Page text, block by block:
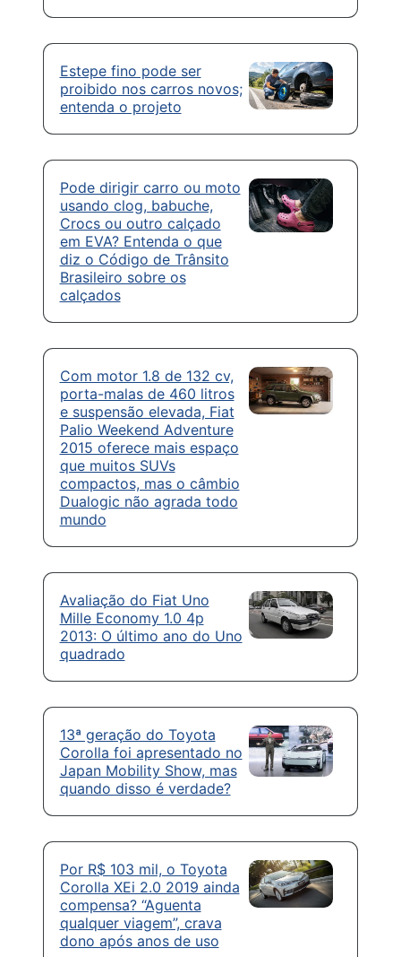
Estepe fino pode ser
proibido nos carros novos;
entenda o projeto
Pode dirigir carro ou moto
usando clog, babuche,
Crocs ou outro calçado
em EVA? Entenda o que
diz o Código de Trânsito
Brasileiro sobre os
calçados
Com motor 1.8 de 132 cv,
porta-malas de 460 litros
e suspensão elevada, Fiat
Palio Weekend Adventure
2015 oferece mais espaço
que muitos SUVs
compactos, mas o câmbio
Dualogic não agrada todo
mundo
Avaliação do Fiat Uno
Mille Economy 1.0 4p
2013: O último ano do Uno
quadrado
13ª geração do Toyota
Corolla foi apresentado no
Japan Mobility Show, mas
quando disso é verdade?
Por R$ 103 mil, o Toyota
Corolla XEi 2.0 2019 ainda
compensa? “Aguenta
qualquer viagem”, crava
dono após anos de uso